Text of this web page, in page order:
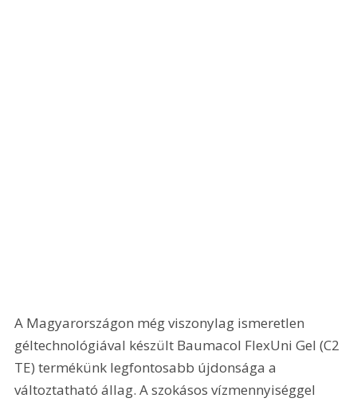
A Magyarországon még viszonylag ismeretlen
géltechnoló­giával készült Baumacol FlexUni Gel (C2
TE) termékünk legfontosabb újdonsága a
változtatható állag. A szokásos vízmennyiséggel